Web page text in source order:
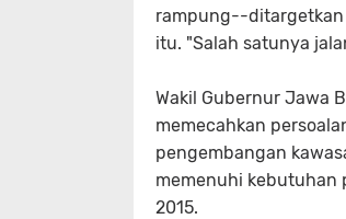
rampung--ditargetkan
itu. "Salah satunya
Wakil Gubernur Jawa
memecahkan
pengembangan
memenuhi kebutuhan
2015.